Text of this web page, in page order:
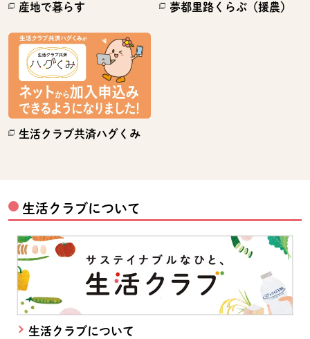
産地で暮らす
夢都里路くらぶ（援農）
生活クラブ共済ハグくみ
生活クラブについて
生活クラブについて